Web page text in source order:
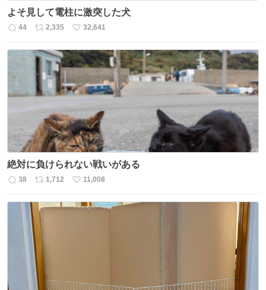
よそ見して電柱に激突した犬
返
数
44
リ
ス
ト
数
2,335
い
ね
数
32,641
絶対に負けられない戦いがある
返
38
リ
ス
ト
数
1,712
い
ね
11,008